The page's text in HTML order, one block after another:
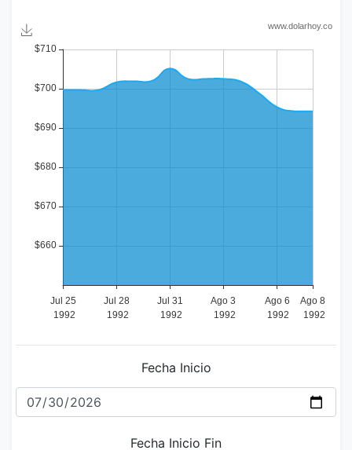
Fecha Inicio
Fecha Inicio Fin